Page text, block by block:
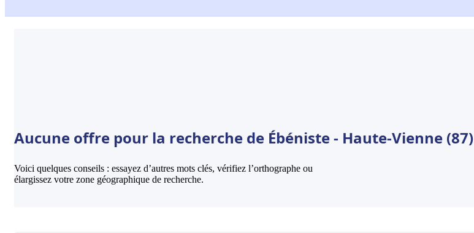
Aucune offre pour la recherche de Ébéniste - Haute-Vienne (87)
Voici quelques conseils : essayez d’autres mots clés, vérifiez l’orthographe ou
élargissez votre zone géographique de recherche.